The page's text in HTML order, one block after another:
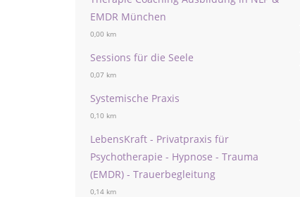
EMDR München
0,00 km
Sessions für die Seele
0,07 km
Systemische Praxis
0,10 km
LebensKraft - Privatpraxis für
Psychotherapie - Hypnose - Trauma
(EMDR) - Trauerbegleitung
0,14 km